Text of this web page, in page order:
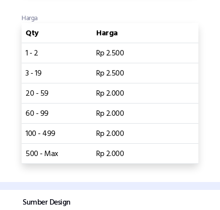
Harga
Qty
Harga
1 - 2
Rp 2.500
3 - 19
Rp 2.500
20 - 59
Rp 2.000
60 - 99
Rp 2.000
100 - 499
Rp 2.000
500 - Max
Rp 2.000
Sumber Design